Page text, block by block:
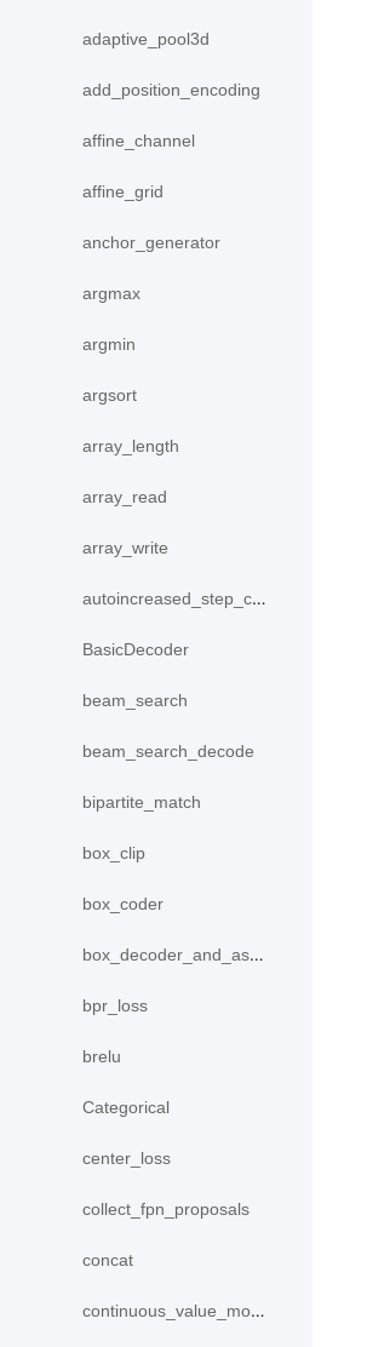
adaptive_pool3d
add_position_encoding
affine_channel
affine_grid
anchor_generator
argmax
argmin
argsort
array_length
array_read
array_write
autoincreased_step_counter
BasicDecoder
beam_search
beam_search_decode
bipartite_match
box_clip
box_coder
box_decoder_and_assign
bpr_loss
brelu
Categorical
center_loss
collect_fpn_proposals
concat
continuous_value_model